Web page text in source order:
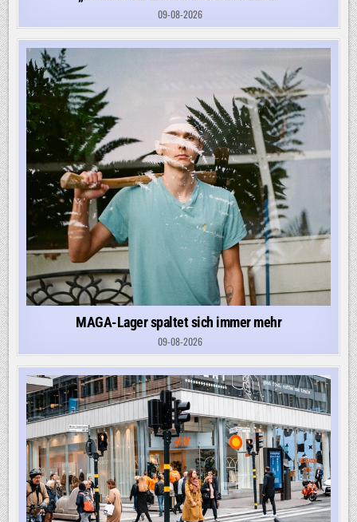
09-08-2026
MAGA-Lager spaltet sich immer mehr
09-08-2026